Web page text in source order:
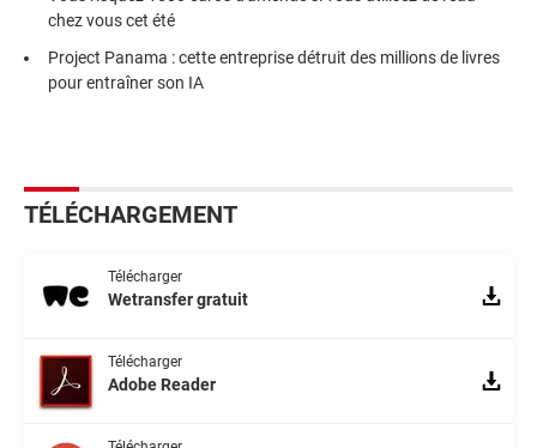
chez vous cet été
Project Panama : cette entreprise détruit des millions de livres
pour entraîner son IA
TÉLÉCHARGEMENT
Télécharger
Wetransfer gratuit
Télécharger
Adobe Reader